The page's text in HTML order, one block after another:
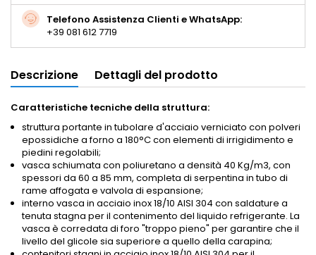
Telefono Assistenza Clienti e WhatsApp:
+39 081 612 7719
Descrizione Dettagli del prodotto
Caratteristiche tecniche della struttura:
struttura portante in tubolare d'acciaio verniciato con polveri
epossidiche a forno a 180°C con elementi di irrigidimento e
piedini regolabili;
vasca schiumata con poliuretano a densità 40 Kg/m3, con
spessori da 60 a 85 mm, completa di serpentina in tubo di
rame affogata e valvola di espansione;
interno vasca in acciaio inox 18/10 AISI 304 con saldature a
tenuta stagna per il contenimento del liquido refrigerante. La
vasca è corredata di foro "troppo pieno" per garantire che il
livello del glicole sia superiore a quello della carapina;